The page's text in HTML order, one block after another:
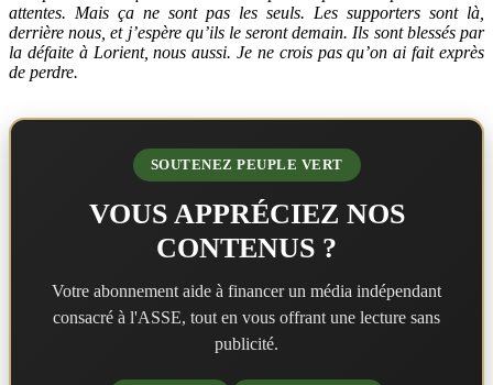
attentes. Mais ça ne sont pas les seuls. Les supporters sont là,
derrière nous, et j’espère qu’ils le seront demain. Ils sont blessés par
la défaite à Lorient, nous aussi. Je ne crois pas qu’on ai fait exprès
de perdre.
SOUTENEZ PEUPLE VERT
VOUS APPRÉCIEZ NOS
CONTENUS ?
Votre abonnement aide à financer un média indépendant
consacré à l'ASSE, tout en vous offrant une lecture sans
publicité.